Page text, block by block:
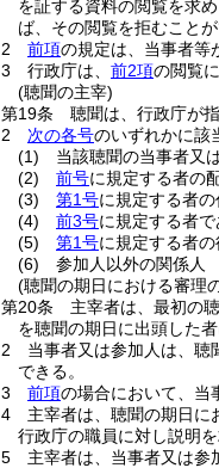
を証する資料の閲覧を求め
ば、その閲覧を拒むことが
2
前項の規定は、当事者等
3
行政庁は、 前2項の閲覧
(聴聞の主宰)
第19条
聴聞は、行政庁が
2
次の各号のいずれかに該
(1)
当該聴聞の当事者又
(2)
前号に規定する者の
(3)
第1号に規定する者
(4)
前3号に規定する者
(5)
第1号に規定する者
(6)
参加人以外の関係人
(聴聞の期日における審理
第20条
主宰者は、最初の
を聴聞の期日に出頭した
2
当事者又は参加人は、聴
できる。
3
前項の場合において、当
4
主宰者は、聴聞の期日に
行政庁の職員に対し説明
5
主宰者は、当事者又は参